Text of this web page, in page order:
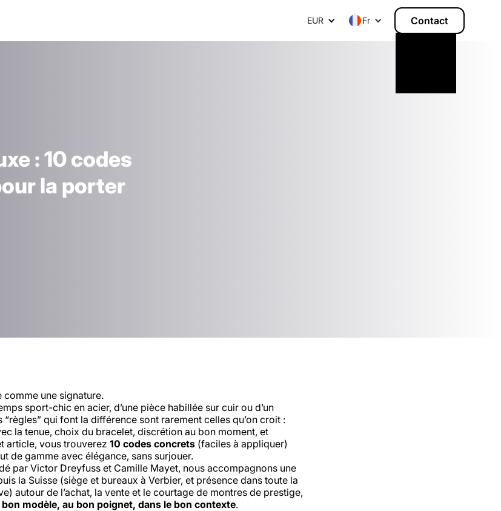
EUR Fr Contact
: 10 codes
la porter
comme une signature.
sport-chic en acier, d’une pièce habillée sur cuir ou d’un
qui font la différence sont rarement celles qu’on croit :
la tenue, choix du bracelet, discrétion au bon moment, et
article, vous trouverez 10 codes concrets (faciles à appliquer)
de gamme avec élégance, sans surjouer.
par Victor Dreyfuss et Camille Mayet, nous accompagnons une
la Suisse (siège et bureaux à Verbier, et présence dans toute la
autour de l’achat, la vente et le courtage de montres de prestige,
bon modèle, au bon poignet, dans le bon contexte.